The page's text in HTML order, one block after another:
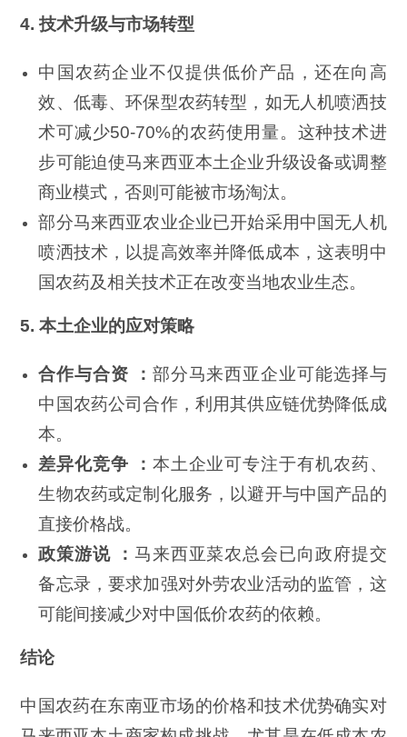
4. 技术升级与市场转型
中国农药企业不仅提供低价产品，还在向高
效、低毒、环保型农药转型，如无人机喷洒技
术可减少50-70%的农药使用量。这种技术进
步可能迫使马来西亚本土企业升级设备或调整
商业模式，否则可能被市场淘汰。
部分马来西亚农业企业已开始采用中国无人机
喷洒技术，以提高效率并降低成本，这表明中
国农药及相关技术正在改变当地农业生态。
5. 本土企业的应对策略
合作与合资 ： 部分马来西亚企业可能选择与
中国农药公司合作，利用其供应链优势降低成
本。
差异化竞争 ： 本土企业可专注于有机农药、
生物农药或定制化服务，以避开与中国产品的
直接价格战。
政策游说 ： 马来西亚菜农总会已向政府提交
备忘录，要求加强对外劳农业活动的监管，这
可能间接减少对中国低价农药的依赖。
结论
中国农药在东南亚市场的价格和技术优势确实对